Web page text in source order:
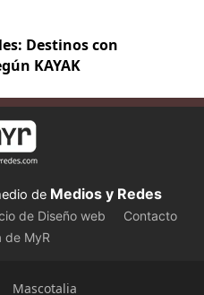
Destinos con
KAYAK
de Medios y Redes
de Diseño web
Contacto
de MyR
Mascotalia